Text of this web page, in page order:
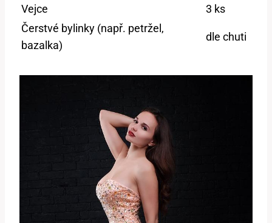
Vejce
3⁣ ks
Čerstvé bylinky (např. petržel,
bazalka)
dle ​chuti